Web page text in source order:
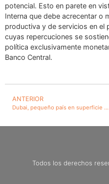
potencial. Esto en parete en
Interna que debe acrecentar o
productiva y de servicios en el
cuyas repercuciones se
política exclusivamente
Banco Central.
ANTERIOR
Dubai, pequeño país en superficie y población, continúa en su avance a ser una potencia mundial
Todos los derechos